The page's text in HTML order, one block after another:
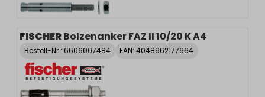
FISCHERBolzenanker FAZ II 10/20 K A4
Bestell-Nr.: 6606007484 EAN: 4048962177664